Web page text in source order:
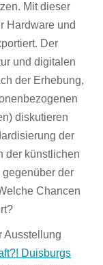
Mit dieser
Hardware und
Der
und digitalen
der Erhebung,
diskutieren
der
der künstlichen
gegenüber der
Chancen
Ausstellung
Duisburgs